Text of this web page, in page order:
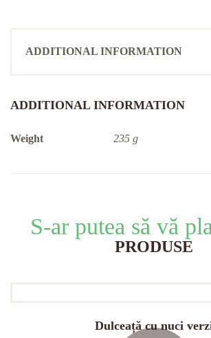
ADDITIONAL INFORMATION
ADDITIONAL INFORMATION
Weight 235 g
S-ar putea să vă
PRODUSE
Dulceață cu nuci